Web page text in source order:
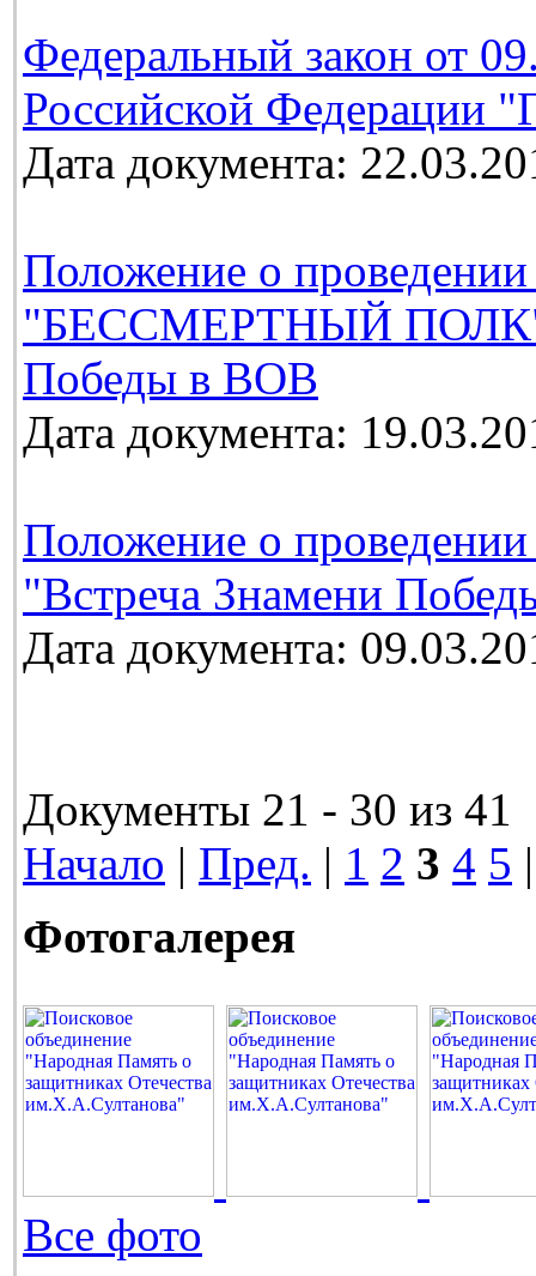
Федеральный закон от
Российской Федерации
Дата документа:
Положение о
"БЕССМЕРТНЫЙ ПОЛК",
Победы в ВОВ
Дата документа:
Положение о
"Встреча Знамени
Дата документа:
Документы 21 - 30 из 41
Начало | Пред. | 1 2 3 4 5
Фотогалерея
Все фото